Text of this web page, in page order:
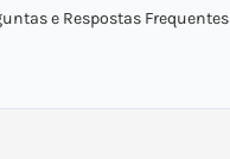
e Respostas Frequentes